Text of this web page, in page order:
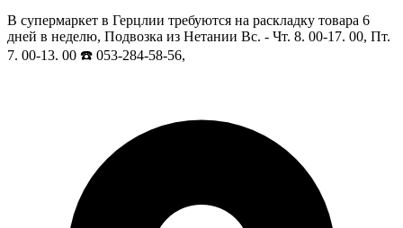
В супермаркет в Герцлии требуются на раскладку товара 6
дней в неделю, Подвозка из Нетании Вс. - Чт. 8. 00-17. 00, Пт.
7. 00-13. 00 ☎️ 053-284-58-56,